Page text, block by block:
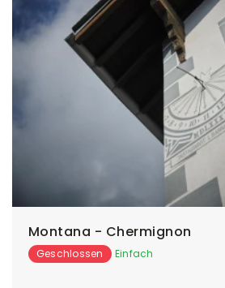
Montana - Chermignon
Geschlossen Einfach